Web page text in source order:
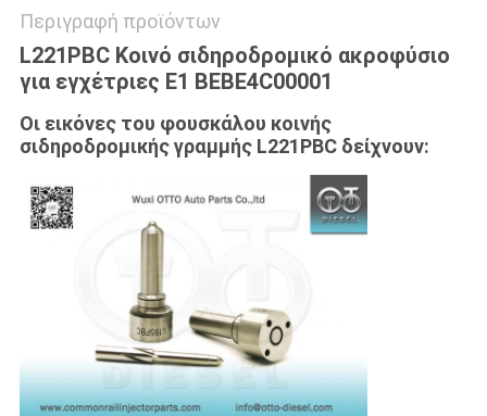
Περιγραφή προϊόντων
L221PBC Κοινό σιδηροδρομικό ακροφύσιο
για εγχέτριες E1 BEBE4C00001
Οι εικόνες του φουσκάλου κοινής
σιδηροδρομικής γραμμής L221PBC δείχνουν: